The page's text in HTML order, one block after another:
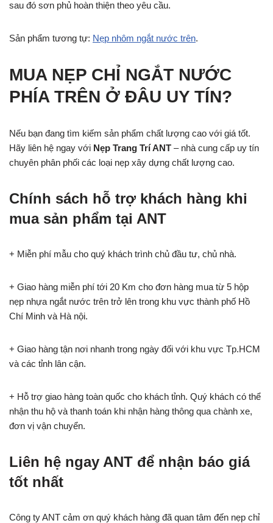
sau đó sơn phủ hoàn thiện theo yêu cầu.
Sản phẩm tương tự: Nẹp nhôm ngắt nước trên.
MUA NẸP CHỈ NGẮT NƯỚC
PHÍA TRÊN Ở ĐÂU UY TÍN?
Nếu bạn đang tìm kiếm sản phẩm chất lượng cao với giá tốt.
Hãy liên hệ ngay với Nẹp Trang Trí ANT – nhà cung cấp uy tín
chuyên phân phối các loại nẹp xây dựng chất lượng cao.
Chính sách hỗ trợ khách hàng khi
mua sản phẩm tại ANT
+ Miễn phí mẫu cho quý khách trình chủ đầu tư, chủ nhà.
+ Giao hàng miễn phí tới 20 Km cho đơn hàng mua từ 5 hộp
nẹp nhựa ngắt nước trên trở lên trong khu vực thành phố Hồ
Chí Minh và Hà nội.
+ Giao hàng tận nơi nhanh trong ngày đối với khu vực Tp.HCM
và các tỉnh lân cận.
+ Hỗ trợ giao hàng toàn quốc cho khách tỉnh. Quý khách có thể
nhận thu hộ và thanh toán khi nhận hàng thông qua chành xe,
đơn vị vận chuyển.
Liên hệ ngay ANT để nhận báo giá
tốt nhất
Công ty ANT cảm ơn quý khách hàng đã quan tâm đến nẹp chỉ